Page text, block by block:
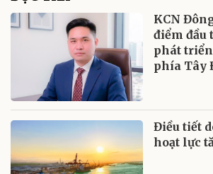
KCN
điểm đầu
phát
phía Tây
Điều tiết
hoạt lực